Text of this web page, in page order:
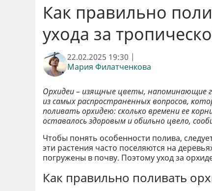
Как правильно
ухода за
22.02.2025 19:30 |
Мария Филатченкова
Орхидеи – изящные цветы, напоминающие
из самых распространенных вопросов,
поливать орхидею: сколько времени ее
оставалось здоровым и обильно цвело,
Чтобы понять особенности полива,
эти растения часто поселяются на
погружены в почву. Поэтому уход за
Как правильно поливать